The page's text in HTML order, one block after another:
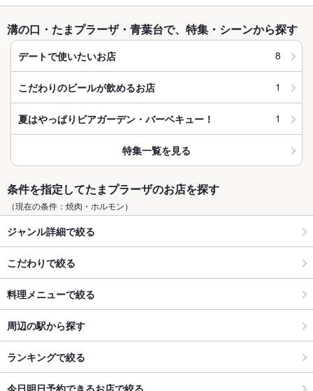
溝の口・たまプラーザ・青葉台で、特集・シーンから探す
デートで使いたいお店 8
こだわりのビールが飲めるお店 1
夏はやっぱりビアガーデン・バーベキュー！ 1
特集一覧を見る
条件を指定してたまプラーザのお店を探す
（現在の条件：焼肉・ホルモン）
ジャンル詳細で絞る
こだわりで絞る
料理メニューで絞る
周辺の駅から探す
ランキングで絞る
今日明日予約できるお店で絞る